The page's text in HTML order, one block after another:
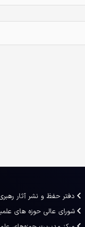
دفتر حفظ و نشر آثار
شورای عالی حوزه های